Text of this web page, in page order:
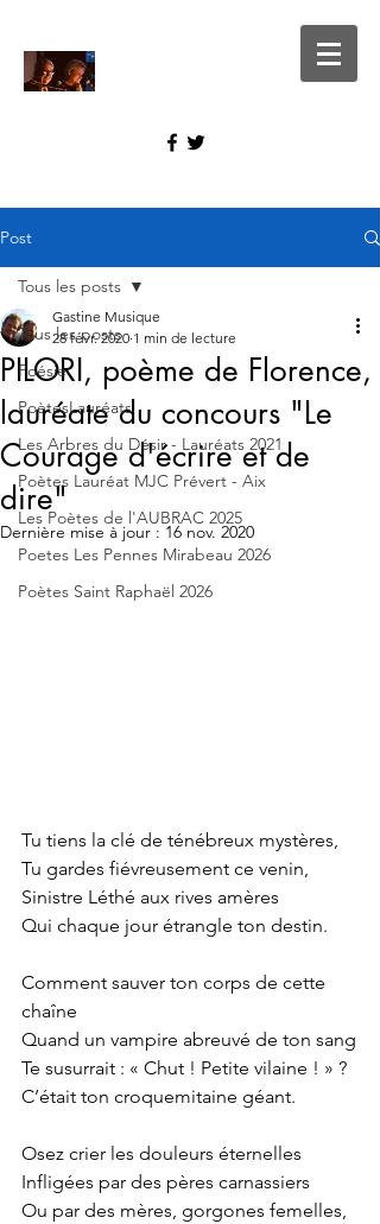
Post
Tous les posts
Poésie
PoètesLauréats
Les Arbres du Désir - Lauréats 2021
Poètes Lauréat MJC Prévert - Aix
Les Poètes de l'AUBRAC 2025
Poetes Les Pennes Mirabeau 2026
Poètes Saint Raphaël 2026
Tous les posts
PILORI, poème de Florence,
lauréate du concours "Le
Courage d'écrire et de
dire"
Gastine Musique
28 févr. 2020 1 min de lecture
Dernière mise à jour : 16 nov. 2020
Tu tiens la clé de ténébreux mystères,
Tu gardes fiévreusement ce venin,
Sinistre Léthé aux rives amères
Qui chaque jour étrangle ton destin.
Comment sauver ton corps de cette
chaîne
Quand un vampire abreuvé de ton sang
Te susurrait : « Chut ! Petite vilaine ! » ?
C’était ton croquemitaine géant.
Osez crier les douleurs éternelles
Infligées par des pères carnassiers
Ou par des mères, gorgones femelles,